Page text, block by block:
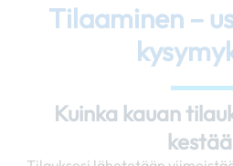
Tilaaminen –
Kuinka kauan